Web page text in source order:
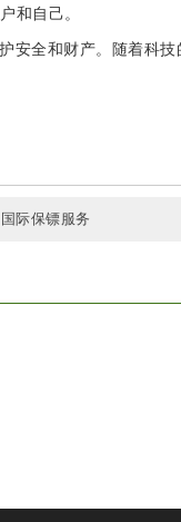
和自己。
安全和财产。随着科
国际保镖服务